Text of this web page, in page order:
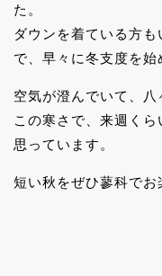
た。
ダウンを着ている方
で、早々に冬支度を始
空気が澄んでいて、八
この寒さで、来週く
思っています。
短い秋をぜひ蓼科でお